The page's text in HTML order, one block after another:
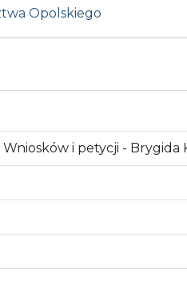
Opolskiego
i petycji - Brygida